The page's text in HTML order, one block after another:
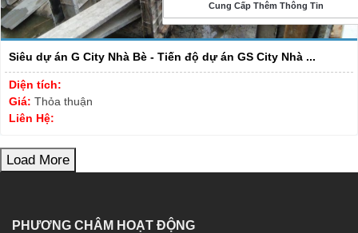
Siêu dự án G City Nhà Bè - Tiến độ dự án GS City Nhà ...
Diện tích:
Giá: Thỏa thuận
Liên Hệ:
Load More
Cung Cấp Thêm Thông Tin
PHƯƠNG CHÂM HOẠT ĐỘNG